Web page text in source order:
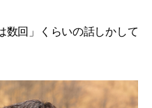
数回」くらいの話しかして